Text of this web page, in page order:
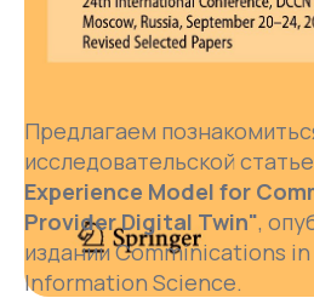
Предлагаем
исследовательской
Experience Model for
Provider Digital Twin",
издании Comminications
Information Science.